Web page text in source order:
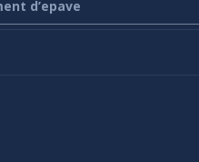
d’epave